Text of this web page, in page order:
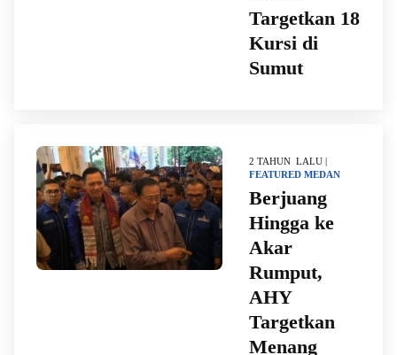
Targetkan 18
Kursi di
Sumut
2 TAHUN LALU |
FEATURED MEDAN
Berjuang
Hingga ke
Akar
Rumput,
AHY
Targetkan
Menang